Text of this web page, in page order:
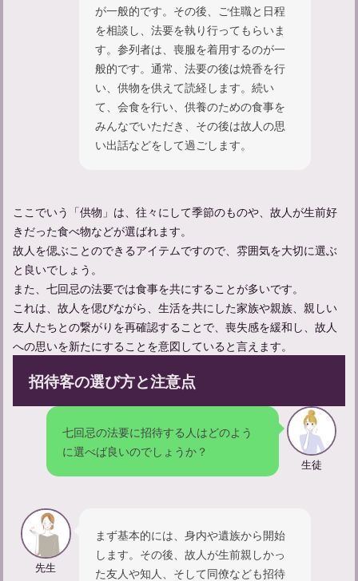
が一般的です。その後、ご住職と日程
を相談し、法要を執り行ってもらいま
す。参列者は、喪服を着用するのが一
般的です。通常、法要の後は焼香を行
い、供物を供えて読経します。続い
て、会食を行い、供養のための食事を
みんなでいただき、その後は故人の思
い出話などをして過ごします。
ここでいう「供物」は、往々にして季節のものや、故人が生前好
きだった食べ物などが選ばれます。
故人を偲ぶことのできるアイテムですので、雰囲気を大切に選ぶ
と良いでしょう。
また、七回忌の法要では食事を共にすることが多いです。
これは、故人を偲びながら、生活を共にした家族や親族、親しい
友人たちとの繋がりを再確認することで、喪失感を緩和し、故人
への思いを新たにすることを意図していると言えます。
招待客の選び方と注意点
七回忌の法要に招待する人はどのよう
に選べば良いのでしょうか？
生徒
先生
まず基本的には、身内や遺族から開始
します。その後、故人が生前親しかっ
た友人や知人、そして同僚なども招待